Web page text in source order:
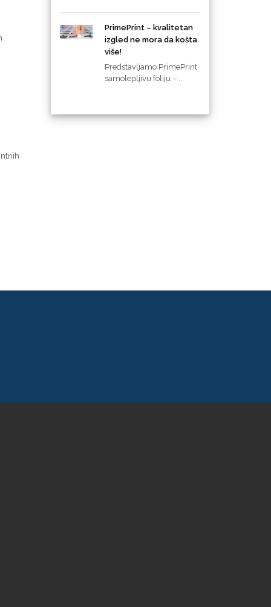
PrimePrint – kvalitetan
izgled ne mora da košta
više!
Predstavljamo PrimePrint
samolepljivu foliju – ...